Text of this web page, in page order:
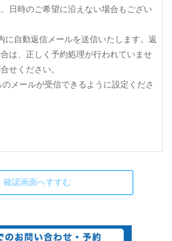
日時のご希望に沿えない場合もござい
に自動返信メールを送信いたします。返
は、正しく予約処理が行われていませ
せください。
のメールが受信できるように設定くださ